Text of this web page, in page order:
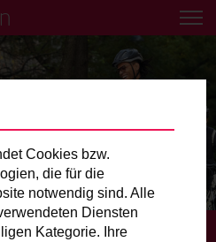
in deiner Nähe aus!
Kinder und
FÜR’S RADELN
Cookies bzw.
die für die
notwendig sind. Alle
Diensten
Kategorie. Ihre